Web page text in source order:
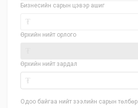
Бизнесийн сарын цэвэр ашиг
₮
Өрхийн нийт орлого
Өрхийн нийт зардал
₮
Одоо байгаа нийт зээлийн сарын төлбөр